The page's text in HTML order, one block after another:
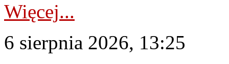
Więcej...
6 sierpnia 2026, 13:25